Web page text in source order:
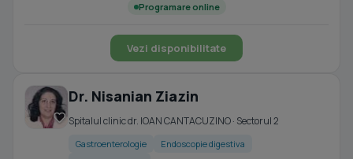
Programare online
Vezi disponibilitate
Dr. Nisanian Ziazin
Spitalul clinic dr. IOAN CANTACUZINO · Sectorul 2
Gastroenterologie
Endoscopie digestiva